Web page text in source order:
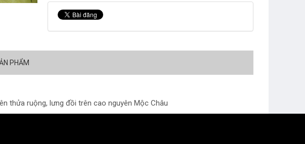
PHẨM
thửa ruộng, lưng đồi trên cao nguyên Mộc Châu